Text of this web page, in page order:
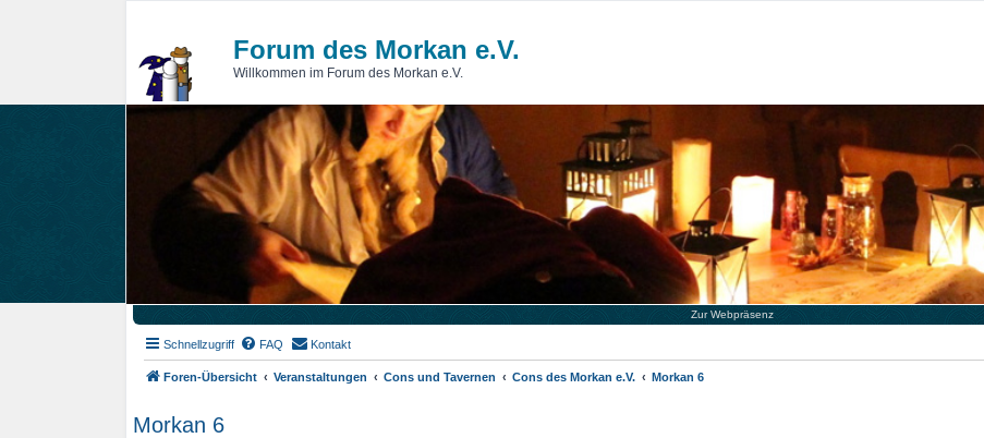
Forum des Morkan e.V.
Willkommen im Forum des Morkan e.V.
Zur Webpräsenz
Schnellzugriff FAQ Kontakt
Foren-Übersicht Veranstaltungen Cons und Tavernen Cons des Morkan e.V. Morkan 6
Morkan 6